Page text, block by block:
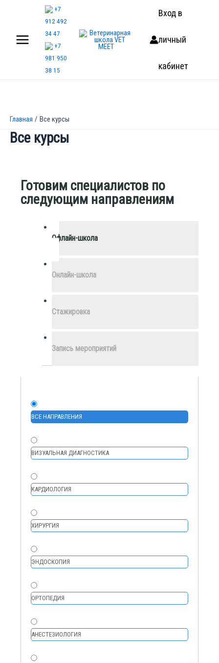
+7
912 492
34 47
+7
981 950
38 15
Вход в
личный
кабинет
Главная Все курсы
Все курсы
Готовим специалистов по
следующим направлениям
Офлайн-школа
Онлайн-школа
Стажировка
Запись мероприятий
ВСЕ НАПРАВЛЕНИЯ
ВИЗУАЛЬНАЯ ДИАГНОСТИКА
КАРДИОЛОГИЯ
ХИРУРГИЯ
ЭНДОСКОПИЯ
ОРТОПЕДИЯ
АНЕСТЕЗИОЛОГИЯ